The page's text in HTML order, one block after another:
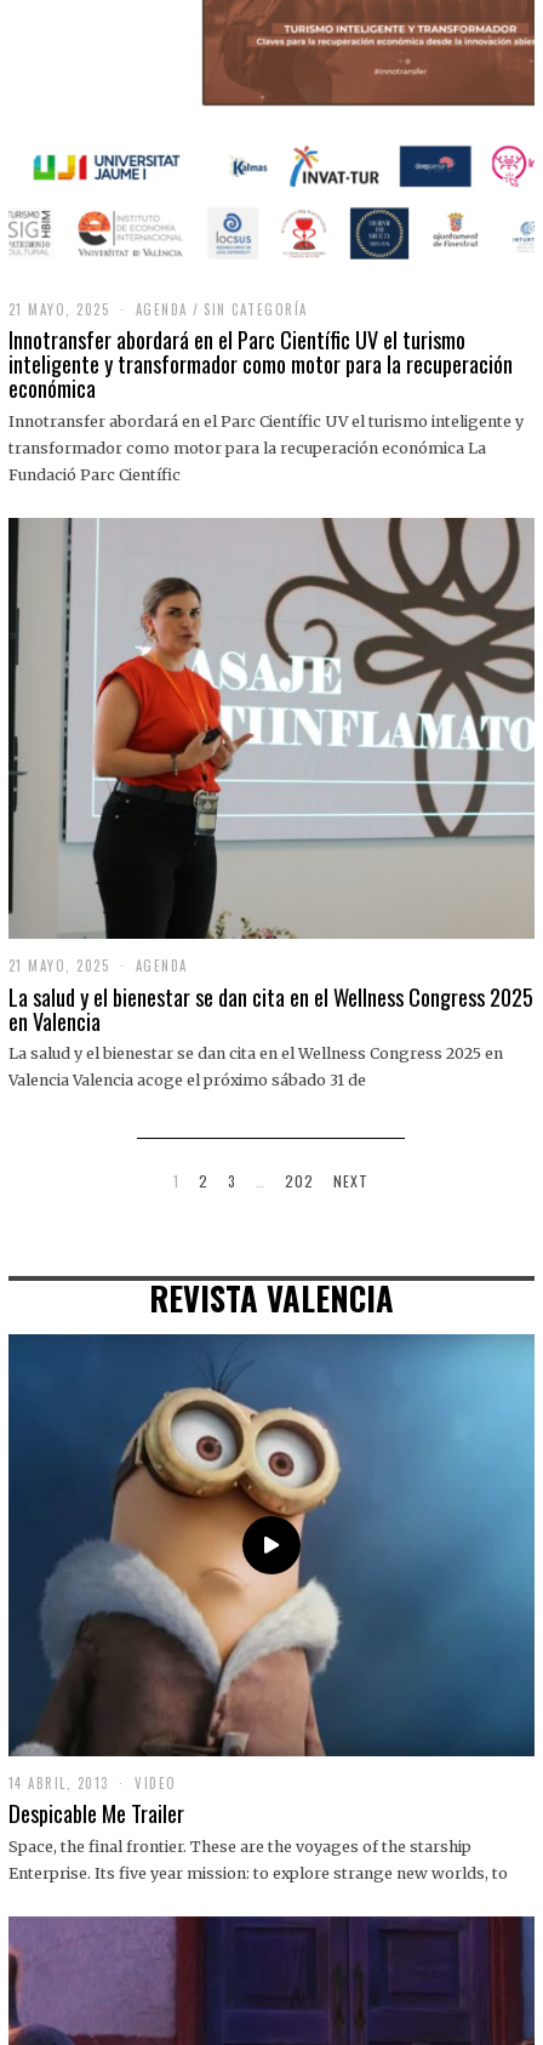
21 MAYO, 2025
M
A
Y
,
0
2
AGENDA / SIN CATEGORÍA
Innotransfer abordará en el Parc Científic UV el turismo
inteligente y transformador como motor para la recuperación
económica
Innotransfer abordará en el Parc Científic UV el turismo inteligente y
transformador como motor para la recuperación económica La
Fundació Parc Científic
21 MAYO, 2025
1
M
O
,
AGENDA
La salud y el bienestar se dan cita en el Wellness Congress 2025
en Valencia
La salud y el bienestar se dan cita en el Wellness Congress 2025 en
Valencia Valencia acoge el próximo sábado 31 de
1 2 3 202 NEXT
REVISTA VALENCIA
14 ABRIL, 2013
9
D
C
I
1
VIDEO
Despicable Me Trailer
Space, the final frontier. These are the voyages of the starship
Enterprise. Its five year mission: to explore strange new worlds, to